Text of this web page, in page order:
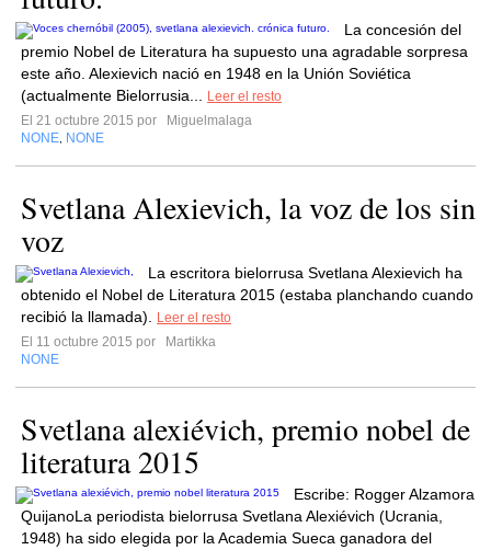
La concesión del
premio Nobel de Literatura ha supuesto una agradable sorpresa
este año. Alexievich nació en 1948 en la Unión Soviética
(actualmente Bielorrusia...
Leer el resto
El 21 octubre 2015 por
Miguelmalaga
NONE NONE
Svetlana Alexievich, la voz de los sin
voz
La escritora bielorrusa Svetlana Alexievich ha
obtenido el Nobel de Literatura 2015 (estaba planchando cuando
recibió la llamada).
Leer el resto
El 11 octubre 2015 por
Martikka
NONE
Svetlana alexiévich, premio nobel de
literatura 2015
Escribe: Rogger Alzamora
QuijanoLa periodista bielorrusa Svetlana Alexiévich (Ucrania,
1948) ha sido elegida por la Academia Sueca ganadora del